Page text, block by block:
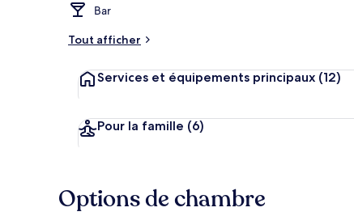
Bar
Tout afficher
Services et équipements principaux (12)
Pour la famille (6)
Options de chambre